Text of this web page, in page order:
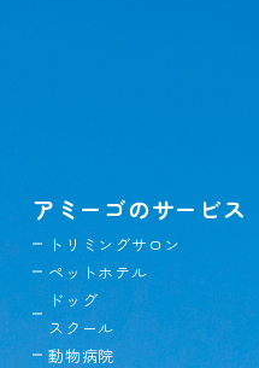
アミーゴのサービス
トリミングサロン
ペットホテル
ドッグ
スクール
動物病院